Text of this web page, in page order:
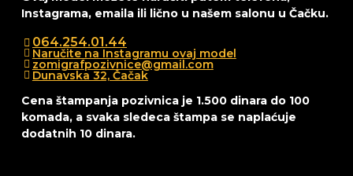
Instagrama, emaila ili lično u našem salonu u Čačku.
064.254.01.44
Naručite na Instagramu ovaj model
zomigrafpozivnice@gmail.com
Dunavska 32, Čačak
Cena štampanja pozivnica je 1.500 dinara do 100
komada, a svaka sledeca štampa se naplaćuje
dodatnih 10 dinara.